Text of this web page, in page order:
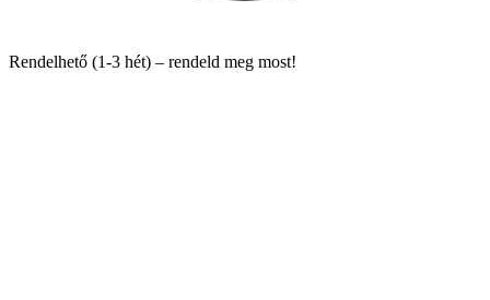
Rendelhető (1-3 hét) – rendeld meg most!